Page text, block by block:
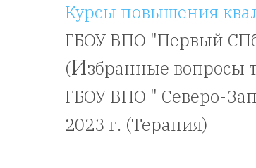
Курсы повышения
ГБОУ ВПО "Первый
(Избранные вопросы
ГБОУ ВПО " Северо-
2023 г. (Терапия)